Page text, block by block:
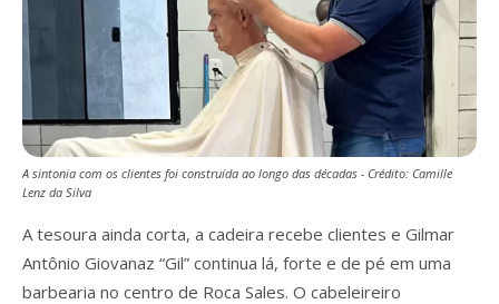
A sintonia com os clientes foi construída ao longo das décadas - Crédito: Camille
Lenz da Silva
A tesoura ainda corta, a cadeira recebe clientes e Gilmar
Antônio Giovanaz “Gil” continua lá, forte e de pé em uma
barbearia no centro de Roca Sales. O cabeleireiro